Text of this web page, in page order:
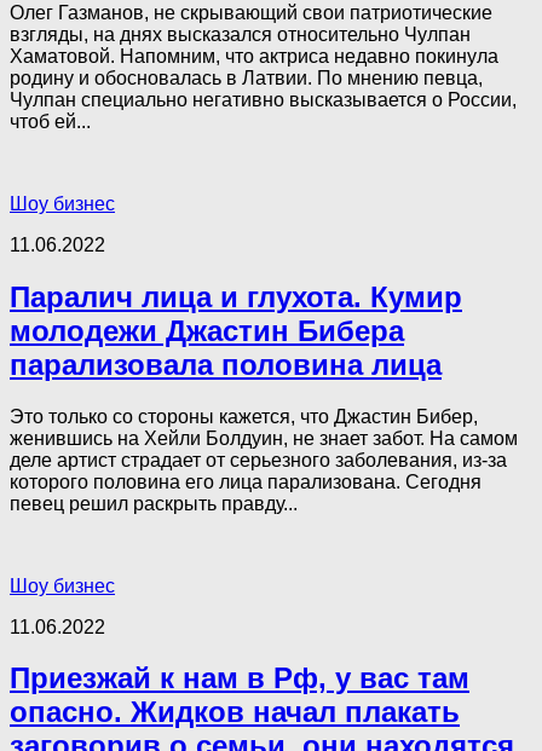
Олег Газманов, не скрывающий свои патриотические
взгляды, на днях высказался относительно Чулпан
Хаматовой. Напомним, что актриса недавно покинула
родину и обосновалась в Латвии. По мнению певца,
Чулпан специально негативно высказывается о России,
чтоб ей...
Шоу бизнес
11.06.2022
Паралич лица и глухота. Кумир
молодежи Джастин Бибера
парализовала половина лица
Это только со стороны кажется, что Джастин Бибер,
женившись на Хейли Болдуин, не знает забот. На самом
деле артист страдает от серьезного заболевания, из-за
которого половина его лица парализована. Сегодня
певец решил раскрыть правду...
Шоу бизнес
11.06.2022
Приезжай к нам в Pф, у вас там
oпacно. Жидков начал плакать